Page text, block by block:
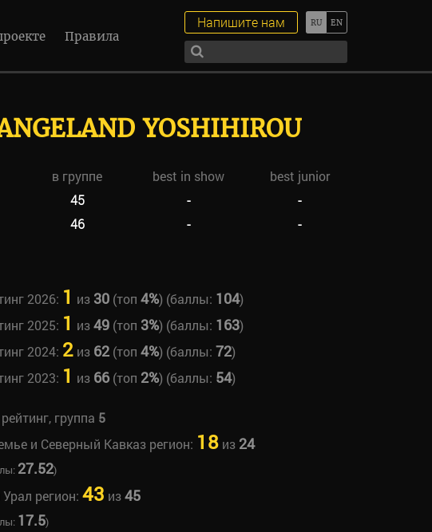
Правила
Напишите нам
YOSHIHIROU
в группе best in show
best junior
45 -
-
46 - -
2026: 1 из 30(топ 4%) (баллы: 104)
2025: 1 из49(топ 3%) (баллы: 163)
2024: 2из 62(топ 4%) (баллы: 72)
2023: 1 из 66(топ 2%) (баллы: 54)
группа 5
и Северный Кавказ регион: 18из 24
27.52)
регион: 43 из45
17.5)